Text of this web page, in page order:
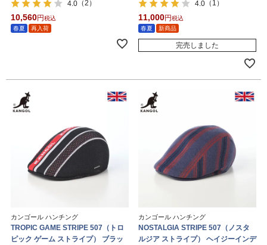
4.0 （2）
10,560
税込
春夏
再入荷
4.0 （1）
11,000
税込
春夏
新商品
完売しました
カンゴール ハンチング
TROPIC GAME STRIPE 507（トロ
ピック ゲーム ストライプ） ブラッ
カンゴール ハンチング
NOSTALGIA STRIPE 507（ノスタ
ルジア ストライプ） ヘイジーインデ